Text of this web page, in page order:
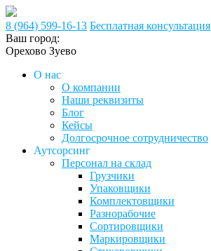
8 (964) 599-16-13 Бесплатная консультация
Ваш город:
Орехово Зуево
О нас
О компании
Наши реквизиты
Блог
Кейсы
Долгосрочное сотрудничество
Аутсорсинг
Персонал на склад
Грузчики
Упаковщики
Комплектовщики
Разнорабочие
Сортировщики
Маркировщики